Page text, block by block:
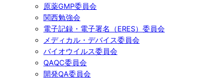
原薬GMP委員会
関西勉強会
電子記録・電子署名（ERES）委員会
メディカル・デバイス委員会
バイオウイルス委員会
QAQC委員会
開発QA委員会